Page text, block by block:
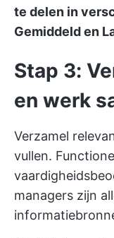
te delen in
Gemiddeld en
Stap 3:
en werk
Verzamel
vullen.
managers zijn